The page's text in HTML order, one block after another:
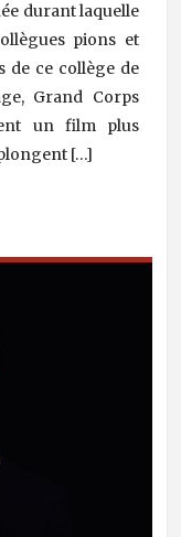
durant laquelle
pions et
de ce collège de
Grand Corps
un film plus
[…]